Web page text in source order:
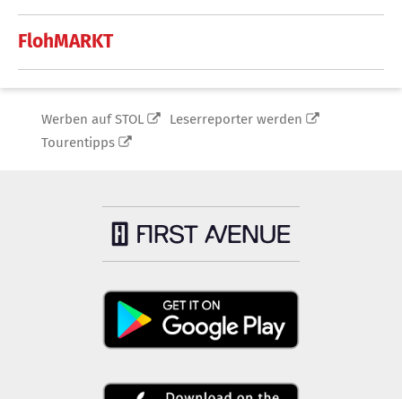
FlohMARKT
Werben auf STOL
Leserreporter werden
Tourentipps